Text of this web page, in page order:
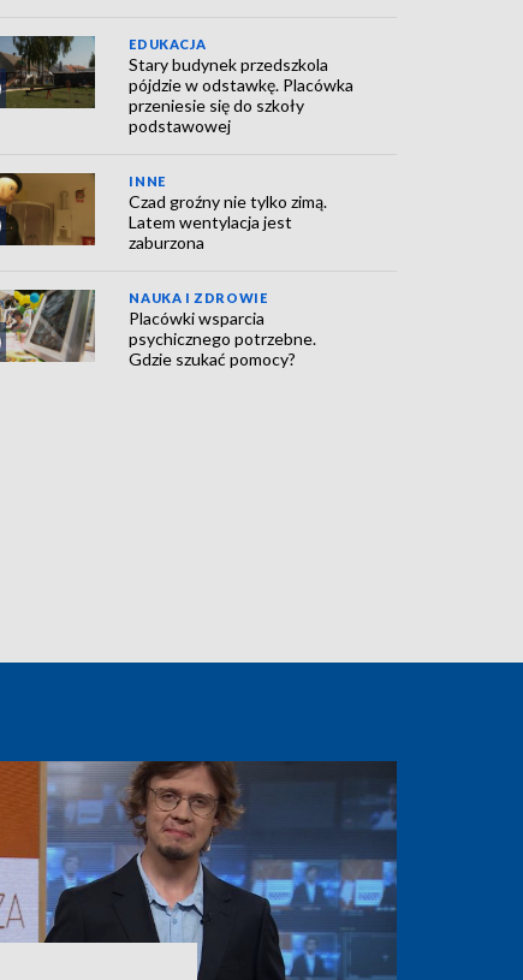
EDUKACJA
Stary budynek przedszkola
pójdzie w odstawkę. Placówka
przeniesie się do szkoły
podstawowej
INNE
Czad groźny nie tylko zimą.
Latem wentylacja jest
zaburzona
NAUKA I ZDROWIE
Placówki wsparcia
psychicznego potrzebne.
Gdzie szukać pomocy?